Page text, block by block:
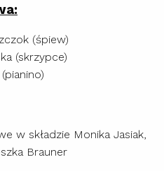
(śpiew)
(skrzypce)
w składzie Monika Jasiak,
Brauner